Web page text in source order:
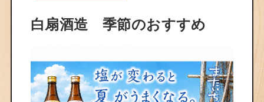
白扇酒造 季節のおすすめ